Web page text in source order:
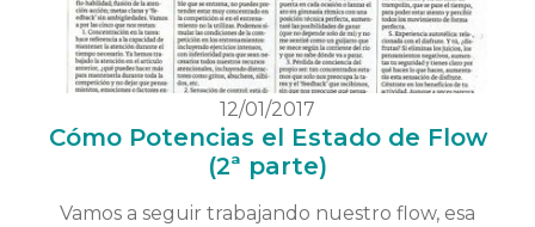
12/01/2017
Cómo Potencias el Estado de Flow
(2ª parte)
Vamos a seguir trabajando nuestro flow, esa